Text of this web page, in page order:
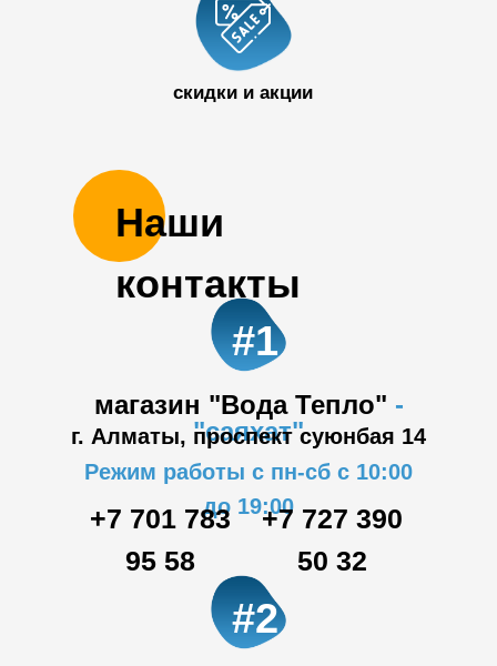
скидки и акции
Наши
контакты
магазин "Вода Тепло" -
"саяхат"
#1
г. Алматы, проспект суюнбая 14
Режим работы с пн-сб с 10:00
до 19:00
+7 701 783
95 58
50 32
#2
+7 727 390
50 32